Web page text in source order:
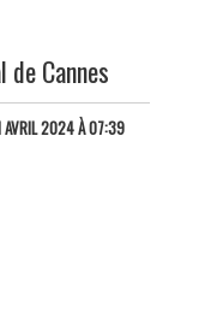
Cannes
AVRIL 2024 À 07:39